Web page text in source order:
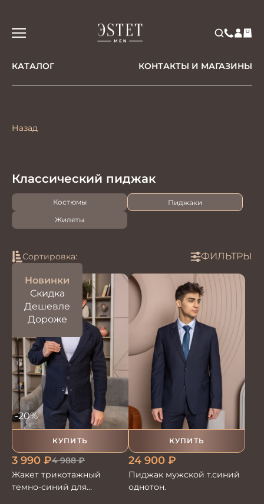
КАТАЛОГ КОНТАКТЫ И МАГАЗИНЫ
Назад
Классический пиджак
Костюмы
Пиджаки
Жилеты
Сортировка:
Новинки
Скидка
Дешевле
Дороже
ФИЛЬТРЫ
КУПИТЬ
-20%
3 990 ₽4 988₽
Жакет трикотажный
темно-синий для
КУПИТЬ
24 900 ₽
Пиджак мужской т.синий
однотон.